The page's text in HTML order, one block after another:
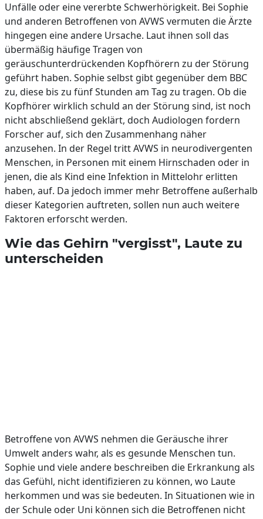
Unfälle oder eine vererbte Schwerhörigkeit. Bei Sophie
und anderen Betroffenen von AVWS vermuten die Ärzte
hingegen eine andere Ursache. Laut ihnen soll das
übermäßig häufige Tragen von
geräuschunterdrückenden Kopfhörern zu der Störung
geführt haben. Sophie selbst gibt gegenüber dem BBC
zu, diese bis zu fünf Stunden am Tag zu tragen. Ob die
Kopfhörer wirklich schuld an der Störung sind, ist noch
nicht abschließend geklärt, doch Audiologen fordern
Forscher auf, sich den Zusammenhang näher
anzusehen. In der Regel tritt AVWS in neurodivergenten
Menschen, in Personen mit einem Hirnschaden oder in
jenen, die als Kind eine Infektion in Mittelohr erlitten
haben, auf. Da jedoch immer mehr Betroffene außerhalb
dieser Kategorien auftreten, sollen nun auch weitere
Faktoren erforscht werden.
Wie das Gehirn "vergisst", Laute zu
unterscheiden
Betroffene von AVWS nehmen die Geräusche ihrer
Umwelt anders wahr, als es gesunde Menschen tun.
Sophie und viele andere beschreiben die Erkrankung als
das Gefühl, nicht identifizieren zu können, wo Laute
herkommen und was sie bedeuten. In Situationen wie in
der Schule oder Uni können sich die Betroffenen nicht